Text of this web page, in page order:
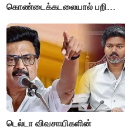
கொண்டைக்கடலையால் பறிபோன
டெல்டா விவசாயிகளின்